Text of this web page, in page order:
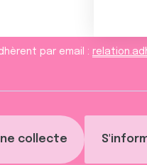
collecte
par email :